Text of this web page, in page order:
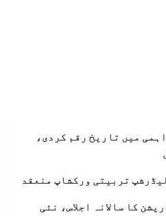
میں تاریخ رقم کردی،
تربیتی ورکشاپ منعقد
کا سالانہ اجلاس، نئی